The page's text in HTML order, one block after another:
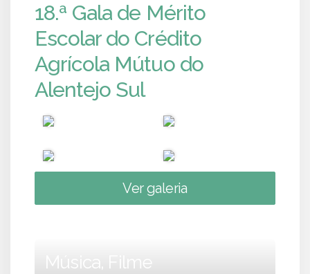
18.ª Gala de Mérito
Escolar do Crédito
Agrícola Mútuo do
Alentejo Sul
Ver galeria
Música, Filme